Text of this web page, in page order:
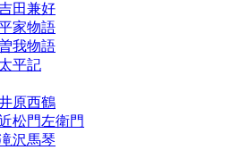
田兼好
家物語
我物語
太平記
原西鶴
松門左衛門
沢馬琴